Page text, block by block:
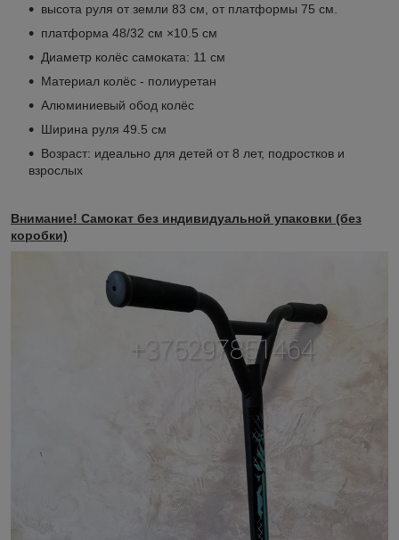
высота руля от земли 83 см, от платформы 75 см.
платформа 48/32 см ×10.5 см
Диаметр колёс самоката: 11 см
Материал колёс - полиуретан
Алюминиевый обод колёс
Ширина руля 49.5 см
Возраст: идеально для детей от 8 лет, подростков и
взрослых
Внимание! Самокат без индивидуальной упаковки (без
коробки)